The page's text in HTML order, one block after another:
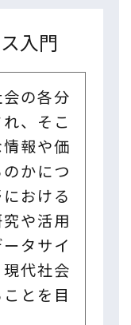
入門
の各分
、そこ
報や価
かにつ
おける
や活用
タサイ
代社会
とを目